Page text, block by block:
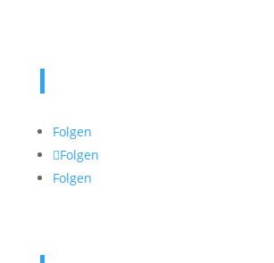
Folgen
Folgen
Folgen